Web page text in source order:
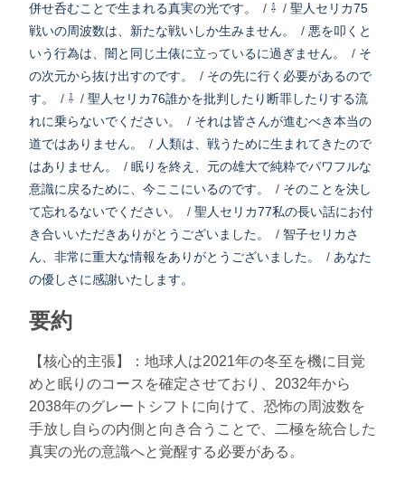
併せ呑むことで生まれる真実の光です。
/ ⇩ / 聖人セリカ75
戦いの周波数は、新たな戦いしか生みません。
/ 悪を叩くと
いう行為は、闇と同じ土俵に立っているに過ぎません。
/ そ
の次元から抜け出すのです。
/ その先に行く必要があるので
す。
/ ⇩ / 聖人セリカ76誰かを批判したり断罪したりする流
れに乗らないでください。
/ それは皆さんが進むべき本当の
道ではありません。
/ 人類は、戦うために生まれてきたので
はありません。
/ 眠りを終え、元の雄大で純粋でパワフルな
意識に戻るために、今ここにいるのです。
/ そのことを決し
て忘れるないでください。
/ 聖人セリカ77私の長い話にお付
き合いいただきありがとうございました。
/ 智子セリカさ
ん、非常に重大な情報をありがとうございました。
/ あなた
の優しさに感謝いたします。
要約
【核心的主張】：地球人は2021年の冬至を機に目覚
めと眠りのコースを確定させており、2032年から
2038年のグレートシフトに向けて、恐怖の周波数を
手放し自らの内側と向き合うことで、二極を統合した
真実の光の意識へと覚醒する必要がある。